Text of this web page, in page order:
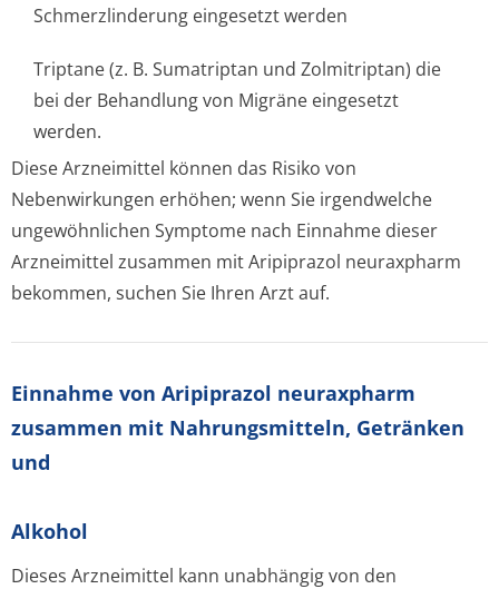
Schmerzlinderung eingesetzt werden
Triptane (z. B. Sumatriptan und Zolmitriptan) die
bei der Behandlung von Migräne eingesetzt
werden.
Diese Arzneimittel können das Risiko von
Nebenwirkungen erhöhen; wenn Sie irgendwelche
ungewöhnlichen Symptome nach Einnahme dieser
Arzneimittel zusammen mit Aripiprazol neuraxpharm
bekommen, suchen Sie Ihren Arzt auf.
Einnahme von Aripiprazol neuraxpharm
zusammen mit Nahrungsmitteln, Getränken
und
Alkohol
Dieses Arzneimittel kann unabhängig von den